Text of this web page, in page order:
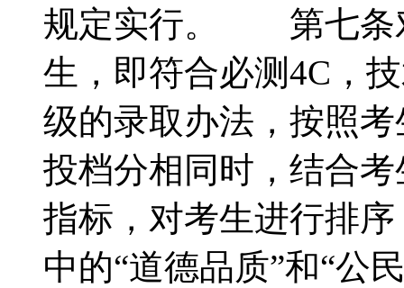
规定实行。 第七条
生，即符合必测4C，
级的录取办法，按照
投档分相同时，结合
指标，对考生进行排
中的“道德品质”和“公